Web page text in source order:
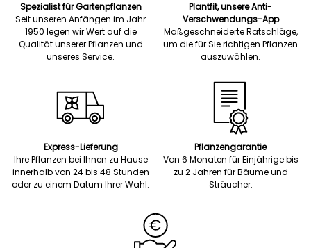
Spezialist für Gartenpflanzen
Seit unseren Anfängen im Jahr
1950 legen wir Wert auf die
Qualität unserer Pflanzen und
unseres Service.
Plantfit, unsere Anti-
Verschwendungs-App
Maßgeschneiderte Ratschläge,
um die für Sie richtigen Pflanzen
auszuwählen.
Express-Lieferung
Ihre Pflanzen bei Ihnen zu Hause
innerhalb von 24 bis 48 Stunden
oder zu einem Datum Ihrer Wahl.
Pflanzengarantie
Von 6 Monaten für Einjährige bis
zu 2 Jahren für Bäume und
Sträucher.